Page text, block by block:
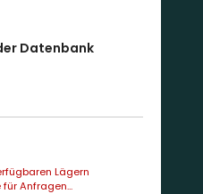
Datenbank
Lägern
Anfragen...